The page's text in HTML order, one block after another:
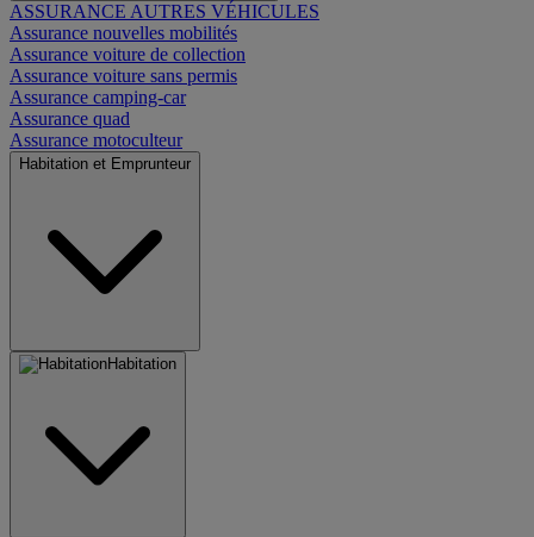
ASSURANCE AUTRES VÉHICULES
Assurance nouvelles mobilités
Assurance voiture de collection
Assurance voiture sans permis
Assurance camping-car
Assurance quad
Assurance motoculteur
Habitation et Emprunteur
Habitation